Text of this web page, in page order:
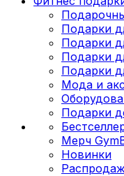
Подарки
Подарки
Подарки
Подарки
Мода и
Подарки
Мерч
Новинки